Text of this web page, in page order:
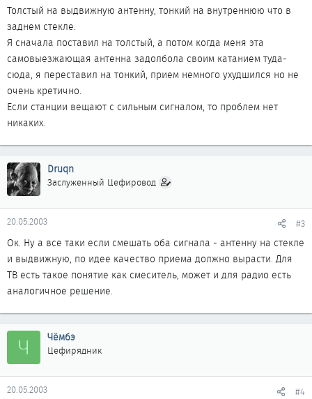
Толстый на выдвижную антенну, тонкий на внутреннюю что в
заднем стекле.
Я сначала поставил на толстый, а потом когда меня эта
самовыезжающая антенна задолбола своим катанием туда-
сюда, я переставил на тонкий, прием немного ухудшился но не
очень кретично.
Если станции вещают с сильным сигналом, то проблем нет
никаких.
Druqn
Заслуженный Цефировод
20.05.2003 #3
Ок. Ну а все таки если смешать оба сигнала - антенну на стекле
и выдвижную, по идее качество приема должно вырасти. Для
ТВ есть такое понятие как смеситель, может и для радио есть
аналогичное решение.
Ч Чёмбэ
Цефирядник
20.05.2003 #4